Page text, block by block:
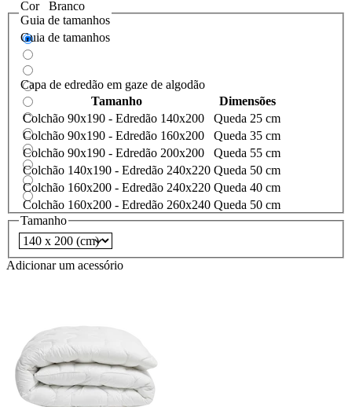
Branco
Guia de tamanhos
Guia de tamanhos
Capa de edredão em gaze de algodão
Tamanho
Dimensões
Colchão 90x190 - Edredão 140x200
Queda 25 cm
Colchão 90x190 - Edredão 160x200
Queda 35 cm
Colchão 90x190 - Edredão 200x200
Queda 55 cm
Colchão 140x190 - Edredão 240x220 Queda 50 cm
Colchão 160x200 - Edredão 240x220 Queda 40 cm
Colchão 160x200 - Edredão 260x240 Queda 50 cm
Tamanho
Adicionar um acessório